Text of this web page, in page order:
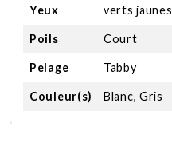
Yeux verts jaunes
Poils Court
Pelage Tabby
Couleur(s) Blanc, Gris